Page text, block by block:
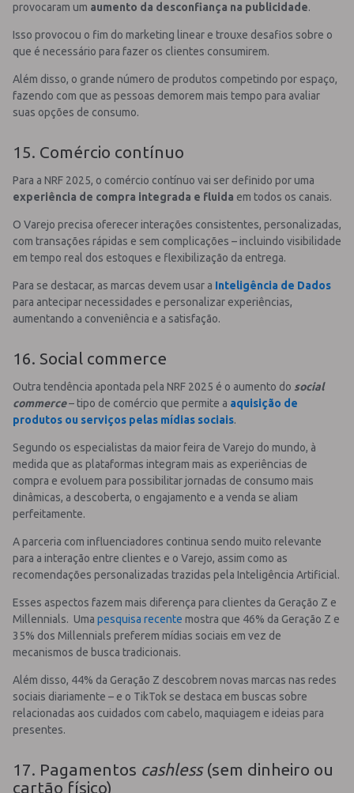
provocaram um aumento da desconfiança na publicidade.
Isso provocou o fim do marketing linear e trouxe desafios sobre o
que é necessário para fazer os clientes consumirem.
Além disso, o grande número de produtos competindo por espaço,
fazendo com que as pessoas demorem mais tempo para avaliar
suas opções de consumo.
15. Comércio contínuo
Para a NRF 2025, o comércio contínuo vai ser definido por uma
experiência de compra integrada e fluida em todos os canais.
O Varejo precisa oferecer interações consistentes, personalizadas,
com transações rápidas e sem complicações – incluindo visibilidade
em tempo real dos estoques e flexibilização da entrega.
Para se destacar, as marcas devem usar a Inteligência de Dados
para antecipar necessidades e personalizar experiências,
aumentando a conveniência e a satisfação.
16. Social commerce
Outra tendência apontada pela NRF 2025 é o aumento do social
commerce– tipo de comércio que permite a aquisição de
produtos ou serviços pelas mídias sociais.
Segundo os especialistas da maior feira de Varejo do mundo, à
medida que as plataformas integram mais as experiências de
compra e evoluem para possibilitar jornadas de consumo mais
dinâmicas, a descoberta, o engajamento e a venda se aliam
perfeitamente.
A parceria com influenciadores continua sendo muito relevante
para a interação entre clientes e o Varejo, assim como as
recomendações personalizadas trazidas pela Inteligência Artificial.
Esses aspectos fazem mais diferença para clientes da Geração Z e
Millennials. Uma pesquisa recente mostra que 46% da Geração Z e
35% dos Millennials preferem mídias sociais em vez de
mecanismos de busca tradicionais.
Além disso, 44% da Geração Z descobrem novas marcas nas redes
sociais diariamente – e o TikTok se destaca em buscas sobre
relacionadas aos cuidados com cabelo, maquiagem e ideias para
presentes.
17. Pagamentos cashless(sem dinheiro ou
cartão físico)